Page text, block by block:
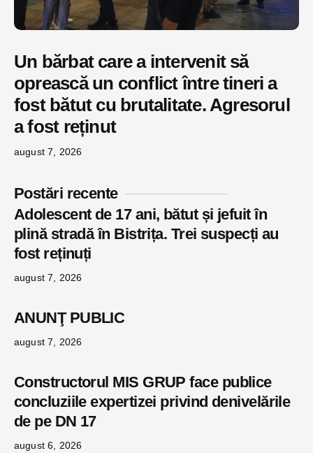
Un bărbat care a intervenit să
oprească un conflict între tineri a
fost bătut cu brutalitate. Agresorul
a fost reținut
august 7, 2026
Postări recente
Adolescent de 17 ani, bătut și jefuit în
plină stradă în Bistrița. Trei suspecți au
fost reținuți
august 7, 2026
ANUNŢ PUBLIC
august 7, 2026
Constructorul MIS GRUP face publice
concluziile expertizei privind denivelările
de pe DN 17
august 6, 2026